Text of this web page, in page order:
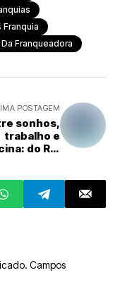
Franquia
Franqueadora
POSTAGEM
sonhos,
trabalho e
do Rio
edorismo
brasileiro,
o mundo,
Campos